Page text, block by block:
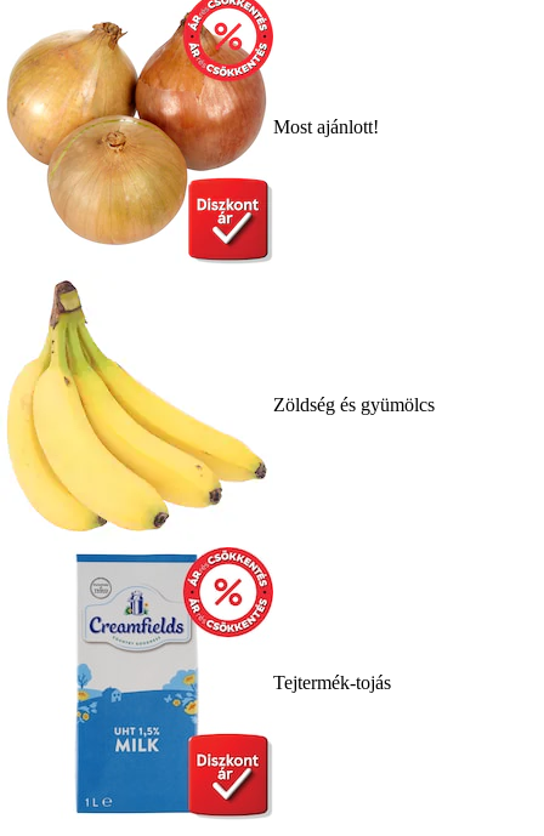
Most ajánlott!
Zöldség és gyümölcs
Tejtermék-tojás